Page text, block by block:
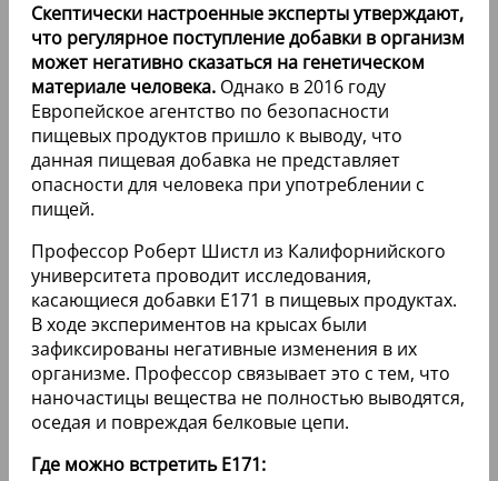
Скептически настроенные эксперты утверждают,
что регулярное поступление добавки в организм
может негативно сказаться на генетическом
материале человека. Однако в 2016 году
Европейское агентство по безопасности
пищевых продуктов пришло к выводу, что
данная пищевая добавка не представляет
опасности для человека при употреблении с
пищей.
Профессор Роберт Шистл из Калифорнийского
университета проводит исследования,
касающиеся добавки Е171 в пищевых продуктах.
В ходе экспериментов на крысах были
зафиксированы негативные изменения в их
организме. Профессор связывает это с тем, что
наночастицы вещества не полностью выводятся,
оседая и повреждая белковые цепи.
Где можно встретить Е171: